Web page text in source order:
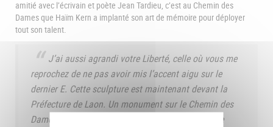
amitié avec l’écrivain et poète Jean Tardieu, c’est au Chemin des
Dames que Haïm Kern a implanté son art de mémoire pour déployer
tout son talent.
J’ai aussi agrandi votre Liberté, celle où vous me
reprochez de ne pas avoir mis l’accent aigu sur le
dernier E. Cette sculpture est maintenant devant la
Préfecture de Laon. Un monument sur le Chemin des
Dames pour commémorer l’armistice de la Grande